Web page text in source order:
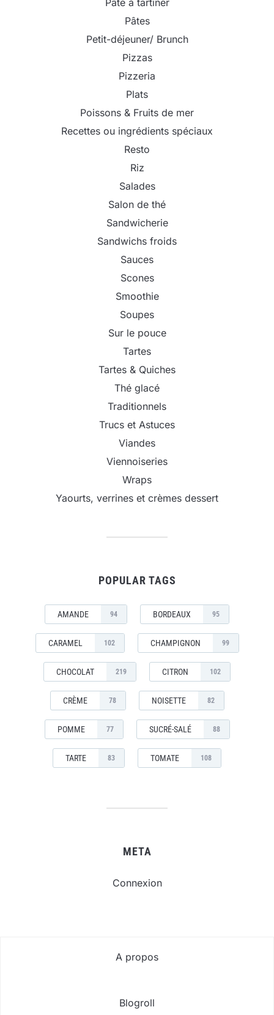
Pâte à tartiner
Pâtes
Petit-déjeuner/ Brunch
Pizzas
Pizzeria
Plats
Poissons & Fruits de mer
Recettes ou ingrédients spéciaux
Resto
Riz
Salades
Salon de thé
Sandwicherie
Sandwichs froids
Sauces
Scones
Smoothie
Soupes
Sur le pouce
Tartes
Tartes & Quiches
Thé glacé
Traditionnels
Trucs et Astuces
Viandes
Viennoiseries
Wraps
Yaourts, verrines et crèmes dessert
POPULAR TAGS
AMANDE 94 BORDEAUX 95
CARAMEL 102 CHAMPIGNON 99
CHOCOLAT 219 CITRON 102
CRÈME 78 NOISETTE 82
POMME 77 SUCRÉ-SALÉ 88
TARTE 83 TOMATE 108
META
Connexion
A propos
Blogroll